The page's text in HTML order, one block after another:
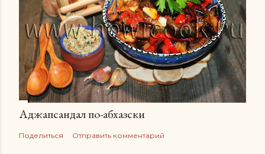
Аджапсандал по-абхазски
Поделиться Отправить комментарий